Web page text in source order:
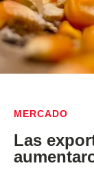
MERCADO
Las